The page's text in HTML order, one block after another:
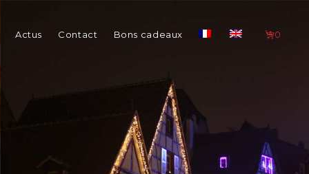
Actus Contact Bons cadeaux 0